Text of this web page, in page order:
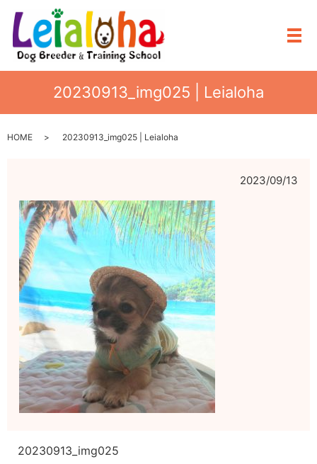
メ
20230913_img025 | Leialoha
HOME 20230913_img025 | Leialoha
2023/09/13
20230913_img025